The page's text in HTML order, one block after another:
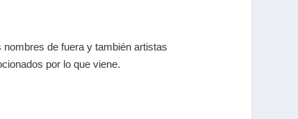
de fuera y también artistas
por lo que viene.